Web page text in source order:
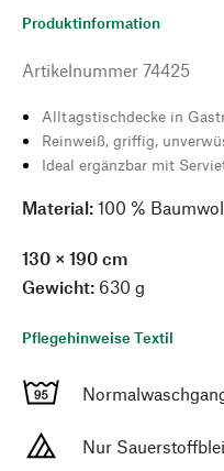
Produktinformation
Artikelnummer 74425
Alltagstischdecke in
Reinweiß, griffig,
Ideal ergänzbar mit
Material: 100 %
130 × 190 cm
Gewicht: 630 g
Pflegehinweise Textil
Nur